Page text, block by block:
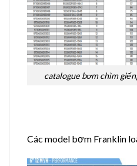
catalogue bơm chìm
Các model bơm Franklin